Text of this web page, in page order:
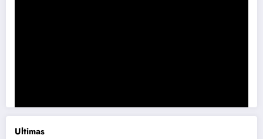
Ultimas